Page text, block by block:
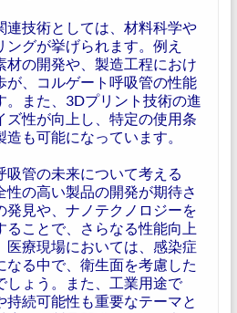
連技術としては、材料科学や
グが挙げられます。例え
材の開発や、製造工程におけ
が、コルゲート呼吸管の性能
。また、3Dプリント技術の進
ズ性が向上し、特定の使用条
も可能になっています。
吸管の未来について考える
性の高い製品の開発が期待さ
発見や、ナノテクノロジーを
ることで、さらなる性能向上
医療現場においては、感染症
なる中で、衛生面を考慮した
しょう。また、工業用途で
持続可能性も重要なテーマと